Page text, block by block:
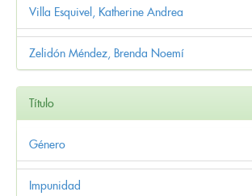
Villa Esquivel, Katherine Andrea
Zelidón Méndez, Brenda Noemí
Título
Género
Impunidad